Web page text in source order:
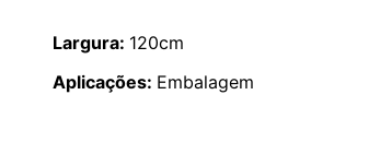
Largura: 120cm
Aplicações: Embalagem